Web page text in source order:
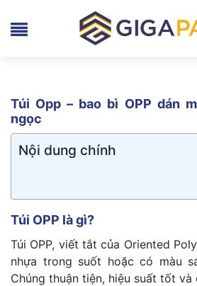
Túi Opp – bao bì OPP dán
ngọc
Nội dung chính
Túi OPP là gì?
Túi OPP, viết tắt của Oriented
nhựa trong suốt hoặc có màu
Chúng thuận tiện, hiệu suất tốt và